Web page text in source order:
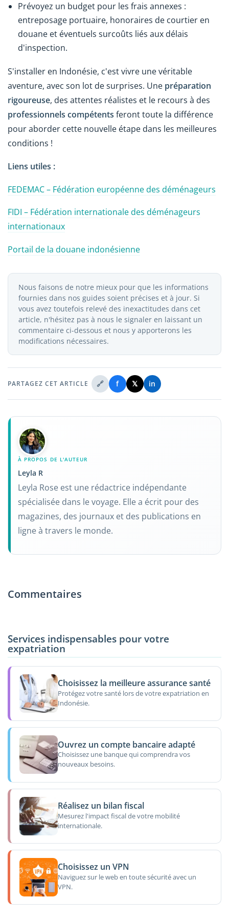
Prévoyez un budget pour les frais annexes :
entreposage portuaire, honoraires de courtier en
douane et éventuels surcoûts liés aux délais
d'inspection.
S'installer en Indonésie, c'est vivre une véritable
aventure, avec son lot de surprises. Une préparation
rigoureuse, des attentes réalistes et le recours à des
professionnels compétents feront toute la différence
pour aborder cette nouvelle étape dans les meilleures
conditions !
Liens utiles :
FEDEMAC – Fédération européenne des déménageurs
FIDI – Fédération internationale des déménageurs
internationaux
Portail de la douane indonésienne
Nous faisons de notre mieux pour que les informations
fournies dans nos guides soient précises et à jour. Si
vous avez toutefois relevé des inexactitudes dans cet
article, n'hésitez pas à nous le signaler en laissant un
commentaire ci-dessous et nous y apporterons les
modifications nécessaires.
PARTAGEZ CET ARTICLE 🔗 f 𝕏 in
À PROPOS DE L'AUTEUR
Leyla R
Leyla Rose est une rédactrice indépendante
spécialisée dans le voyage. Elle a écrit pour des
magazines, des journaux et des publications en
ligne à travers le monde.
Commentaires
Services indispensables pour votre
expatriation
Choisissez la meilleure assurance santé
Protégez votre santé lors de votre expatriation en
Indonésie.
Ouvrez un compte bancaire adapté
Choisissez une banque qui comprendra vos
nouveaux besoins.
Réalisez un bilan fiscal
Mesurez l'impact fiscal de votre mobilité
internationale.
Choisissez un VPN
Naviguez sur le web en toute sécurité avec un
VPN.